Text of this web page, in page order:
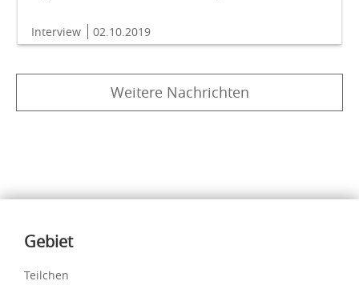
Interview 02.10.2019
Weitere Nachrichten
Inhalte
Gebiet
Teilchen